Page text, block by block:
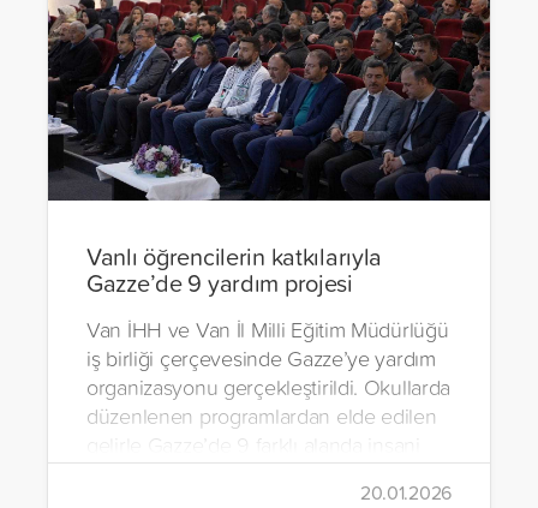
Vanlı öğrencilerin katkılarıyla
Gazze’de 9 yardım projesi
Van İHH ve Van İl Milli Eğitim Müdürlüğü
iş birliği çerçevesinde Gazze’ye yardım
organizasyonu gerçekleştirildi. Okullarda
düzenlenen programlardan elde edilen
gelirle Gazze’de 9 farklı alanda insani
yardım çalışmalarında bulunuldu.
20.01.2026